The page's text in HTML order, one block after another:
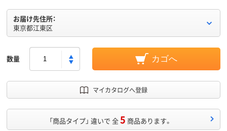
お届け先住所：
東京都江東区
数量 カゴへ
マイカタログへ登録
「商品タイプ」 違いで 全5 商品あります。